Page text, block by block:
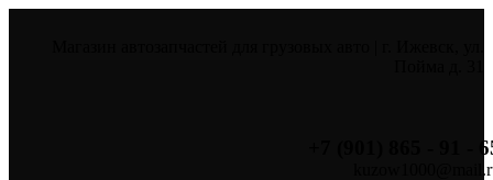
+7 (901) 865 - 91 -